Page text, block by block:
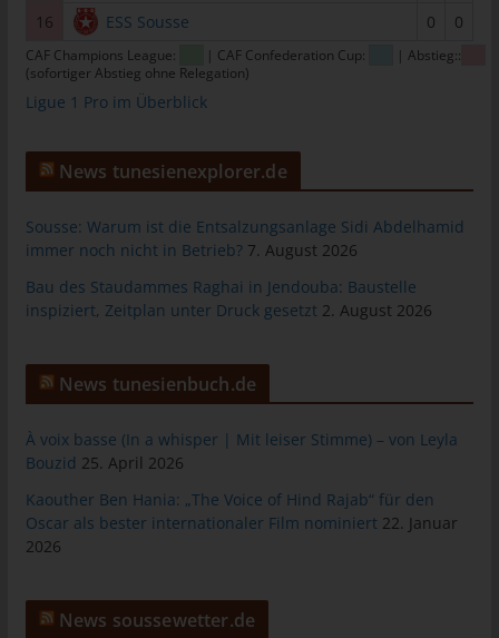
16
ESS Sousse 0 0
CAF Champions League: | CAF Confederation Cup:
| Abstieg::
(sofortiger Abstieg ohne Relegation)
Ligue 1 Pro im Überblick
News tunesienexplorer.de
Sousse: Warum ist die Entsalzungsanlage Sidi Abdelhamid
immer noch nicht in Betrieb? 7. August 2026
Bau des Staudammes Raghai in Jendouba: Baustelle
inspiziert, Zeitplan unter Druck gesetzt 2. August 2026
News tunesienbuch.de
À voix basse (In a whisper | Mit leiser Stimme) – von Leyla
Bouzid 25. April 2026
Kaouther Ben Hania: „The Voice of Hind Rajab“ für den
Oscar als bester internationaler Film nominiert 22. Januar
2026
News soussewetter.de
Personen, die unter der unmittelbaren Verantwortung des
Verantwortlichen oder des Auftragsverarbeiters befugt sind, die
personenbezogenen Daten zu verarbeiten.
k) Einwilligung
bestimmten Fall in informierter Weise und unmissverständlich
abgegebene Willensbekundung in Form einer Erklärung oder
einer sonstigen eindeutigen bestätigenden Handlung, mit der
die betroffene Person zu verstehen gibt, dass sie mit der
Verarbeitung der sie betreffenden personenbezogenen Daten
einverstanden ist.
Verarbeitung Verantwortlichen
Verantwortlicher im Sinne der Datenschutz-Grundverordnung,
sonstiger in den Mitgliedstaaten der Europäischen Union
geltenden Datenschutzgesetze und anderer Bestimmungen mit
tunesienfussball.de
Uwe Wassenberg
4022 Akouda - Tunesien